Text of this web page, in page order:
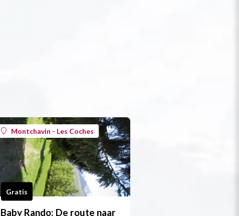
Montchavin - Les Coches
Gratis
Baby Rando: De route naar